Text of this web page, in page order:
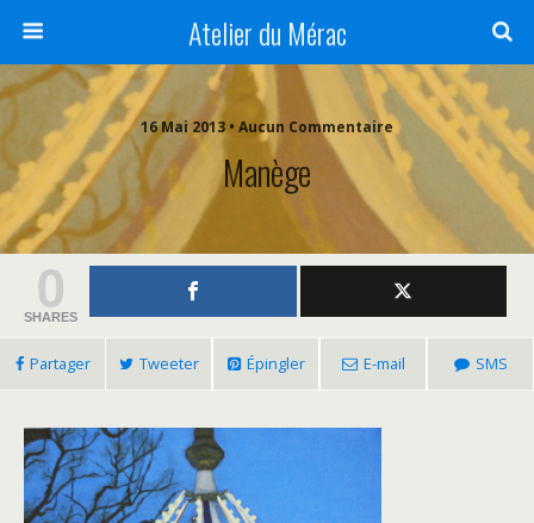
Atelier du Mérac
16 Mai 2013 • Aucun Commentaire
Manège
0
SHARES
Partager Tweeter Épingler E-mail SMS